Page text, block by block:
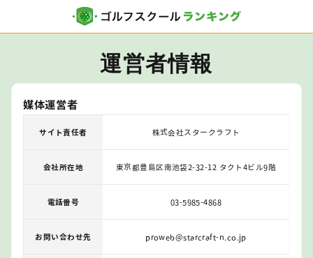
運営者情報
媒体運営者
サイト責任者 株式会社スタークラフト
会社所在地 東京都豊島区南池袋2-32-12 タクト4ビル9階
電話番号 03-5985-4868
お問い合わせ先 proweb@starcraft-n.co.jp